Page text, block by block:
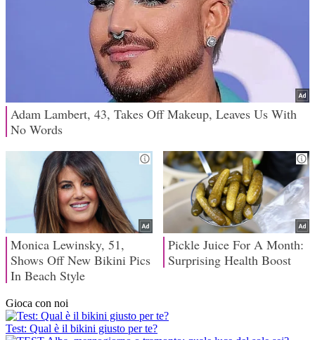
Gioca con noi
Test: Qual è il bikini giusto per te?